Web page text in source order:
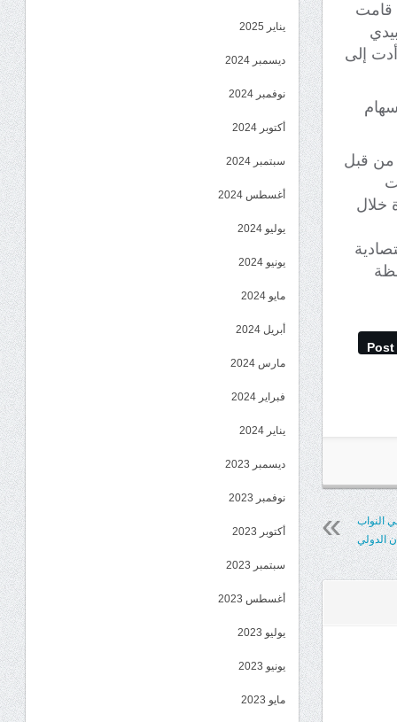
قامت
إلى
من قبل
خلال
Post
النواب
الدولي
يناير 2025
ديسمبر 2024
نوفمبر 2024
أكتوبر 2024
سبتمبر 2024
أغسطس 2024
يوليو 2024
يونيو 2024
مايو 2024
أبريل 2024
مارس 2024
فبراير 2024
يناير 2024
ديسمبر 2023
نوفمبر 2023
أكتوبر 2023
سبتمبر 2023
أغسطس 2023
يوليو 2023
يونيو 2023
مايو 2023